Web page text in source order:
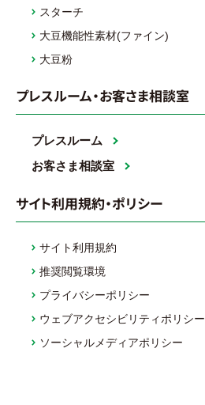
スターチ
大豆機能性素材(ファイン)
大豆粉
プレスルーム・お客さま相談室
プレスルーム
お客さま相談室
サイト利用規約・ポリシー
サイト利用規約
推奨閲覧環境
プライバシーポリシー
ウェブアクセシビリティポリシー
ソーシャルメディアポリシー